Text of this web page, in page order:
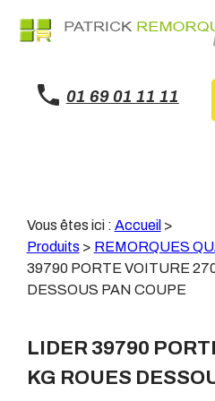
01 69 01 11 11
Vous êtes ici : Accueil >
Produits > REMORQUES
39790 PORTE VOITURE
DESSOUS PAN COUPE
LIDER 39790
KG ROUES